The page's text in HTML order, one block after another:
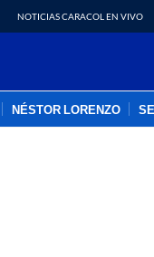
NOTICIAS CARACOL EN VIVO
NÉSTOR LORENZO